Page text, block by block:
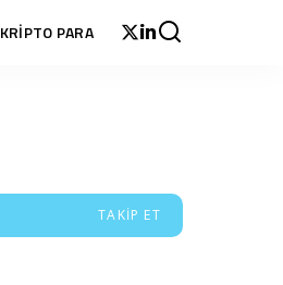
KRİPTO PARA
TAKIP ET